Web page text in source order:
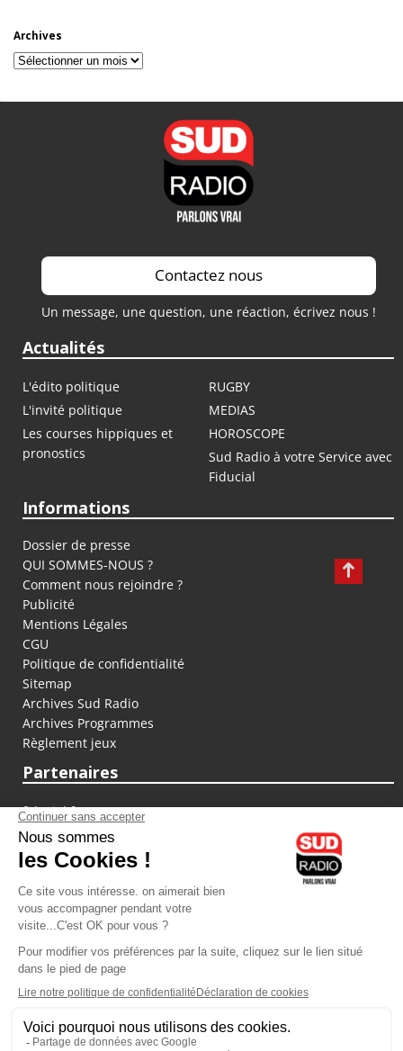
Archives
Archives
Contactez nous
Un message, une question, une réaction, écrivez nous !
Actualités
L'édito politique
RUGBY
L'invité politique
MEDIAS
Les courses hippiques et
pronostics
HOROSCOPE
Sud Radio à votre Service avec
Fiducial
Informations
Dossier de presse
QUI SOMMES-NOUS ?
Comment nous rejoindre ?
Publicité
Mentions Légales
CGU
Politique de confidentialité
Sitemap
Archives Sud Radio
Archives Programmes
Règlement jeux
Partenaires
fiducial.fr
lyoncapitale.fr
olympique-et-lyonnais.com
L'application Iphone / Android
Téléchargez l'application
Les cookies
Gestion des cookies